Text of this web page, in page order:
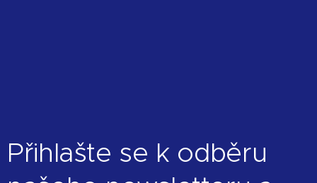
Přihlašte se k odběru